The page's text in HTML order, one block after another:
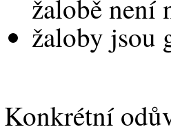
žalobě není
žaloby jsou
Konkrétní